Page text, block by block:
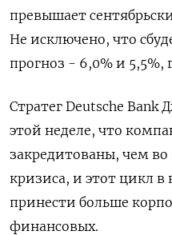
превышает
Не исключено, что
прогноз - 6,0% и 5,5%,
Стратег Deutsche
этой неделе, что
закредитованы, чем
кризиса, и этот цикл
принести больше
финансовых.